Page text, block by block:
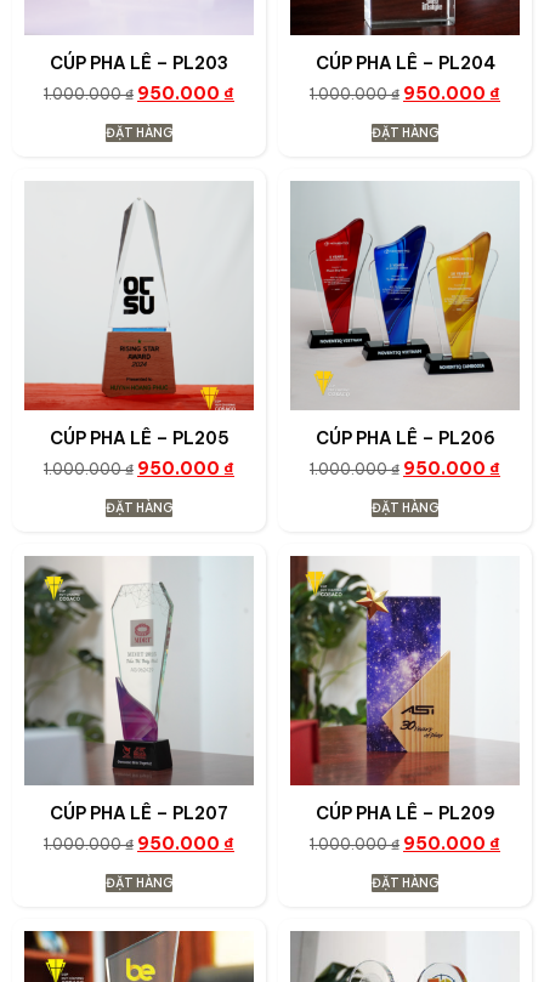
CÚP PHA LÊ – PL203
1.000.000₫ 950.000 ₫
ĐẶT HÀNG
CÚP PHA LÊ – PL204
1.000.000₫ 950.000 ₫
ĐẶT HÀNG
CÚP PHA LÊ – PL205
1.000.000₫ 950.000 ₫
ĐẶT HÀNG
CÚP PHA LÊ – PL206
1.000.000₫ 950.000 ₫
ĐẶT HÀNG
CÚP PHA LÊ – PL207
1.000.000₫ 950.000 ₫
ĐẶT HÀNG
CÚP PHA LÊ – PL209
1.000.000₫ 950.000 ₫
ĐẶT HÀNG